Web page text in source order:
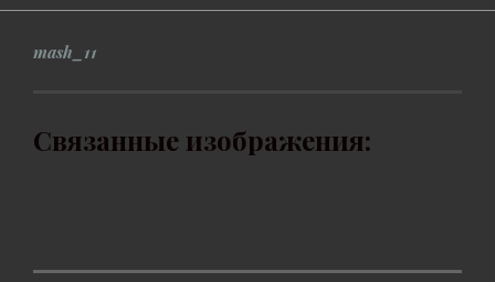
mash_11
Связанные изображения: